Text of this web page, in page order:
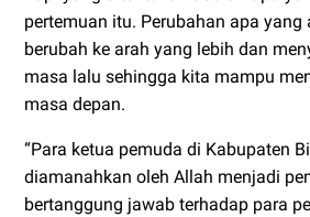
pertemuan itu. Perubahan apa yang
berubah ke arah yang lebih dan
masa lalu sehingga kita mampu
masa depan.
“Para ketua pemuda di Kabupaten
diamanahkan oleh Allah menjadi
bertanggung jawab terhadap para